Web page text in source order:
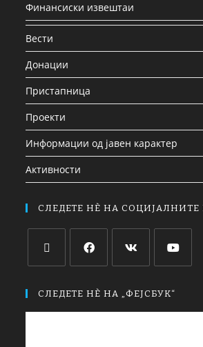
Финансиски извештаи
Вести
Донации
Пристапница
Проекти
Информации од јавен карактер
Активности
СЛЕДЕТЕ НЀ НА
СЛЕДЕТЕ НЀ НА „ФЕЈСБУК“